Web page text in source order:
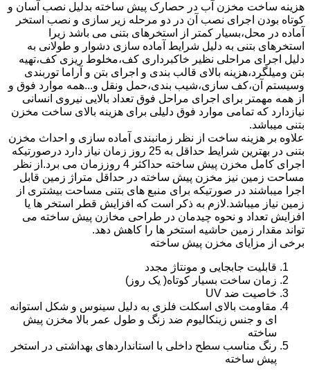
هزینه ساخت مخزن آب در حصارک پیش ساخته بدلیل نصب آسان و
کوتاه بودن اجرای نصب آن در دو مرحله زیر سازی و نصب استخر
آماده در محل،بسیار کمتر از استخرهای بتنی می باشد زیرا
استخرهای بتنی به دلیل شرایط آماده سازی دشوار و طولانی به
دلیل اجرای مراحلی نظیر خاکبرداری کف،مخلوط ریزی کف،تهیه
بتن ومیلگرد،هزینه بالای قالب بندی و اجرای بتن و آراما توربندی
وسیستم آن،کف سازی،شیب بندی،حمل ونقل و...همه موارد فوق و
از همه مهمتر برای اجرای مراحل فوق تعداد بالایی نیروی انسانی
نیازدارد که تمامی موارد فوق دلیلی برای هزینه بالای ساخت مخزن
بتنی میباشد.
علاوه بر هزینه ساخت از نظر زمانبندی آماده سازی و احداث مخزن
بتنی در بهترین شرایط حداقل به 25 روز زمان نیاز دارد درصورتیکه
اجرای کامل مخزن پیش ساخته حداکثر 4 روززمان می برد.از نظر
مساحت زمین نیز مخزن پیش ساخته در حداقل متراژ زمین قابل
اجرا میباشند در صورتیکه برای منبع های بتنی مساحت بیشتری از
زمین نیاز میباشد.لازم به ذکر است که افزایش قطر استخر ها یا
افزایش تعداد و نحوه چیدمان در طراحی مخازن پیش ساخته می
تواند مقدار زمین حاشیه استخر ها را کاهش دهد.
برخی از مزایای مخزن پیش ساخته
قابلیت جابجایی و مونتاژ مجدد
زمان ساخت بسیار کوتاه( یک روز)
خاصیت ضد UV
مقاومت بالای اسکلت فلزی به دلیل سینوس و شکل استوانه
ای و جنس زینکالیوم ضد زنگ و طول عمر بالا مخزن پیش
ساخته
رنگ مناسب سطح داخلی با استانداردهای بهداشتی در استخر
پیش ساخته